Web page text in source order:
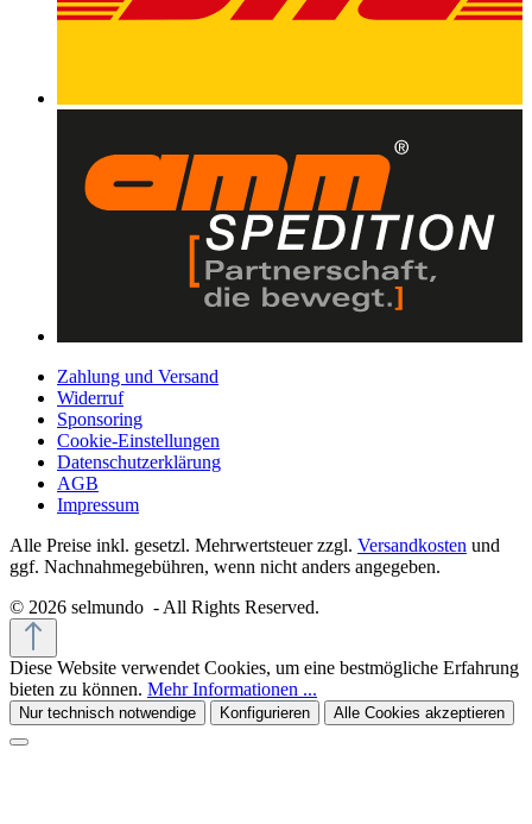
Zahlung und Versand
Widerruf
Sponsoring
Cookie-Einstellungen
Datenschutzerklärung
AGB
Impressum
Alle Preise inkl. gesetzl. Mehrwertsteuer zzgl. Versandkosten und
ggf. Nachnahmegebühren, wenn nicht anders angegeben.
© 2026 selmundo - All Rights Reserved.
Diese Website verwendet Cookies, um eine bestmögliche Erfahrung
bieten zu können. Mehr Informationen ...
Nur technisch notwendige Konfigurieren Alle Cookies akzeptieren